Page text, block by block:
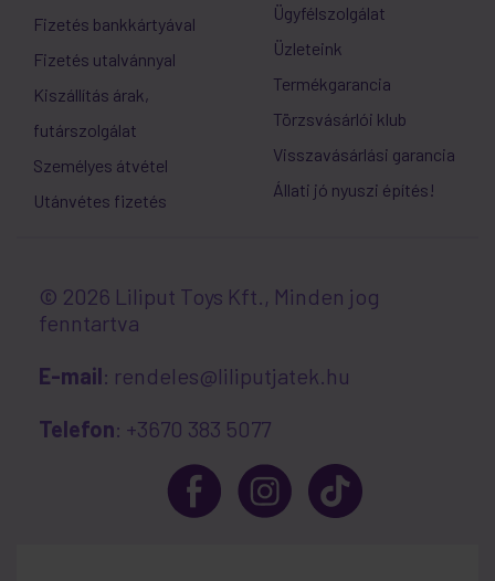
Fizetés bankkártyával
Fizetés utalvánnyal
Kiszállítás árak,
futárszolgálat
Személyes átvétel
Utánvétes fizetés
Ügyfélszolgálat
Üzleteink
Termékgarancia
Törzsvásárlói klub
Visszavásárlási garancia
Állati jó nyuszi építés!
© 2026 Liliput Toys Kft., Minden jog
fenntartva
E-mail: rendeles@liliputjatek.hu
Telefon: +3670 383 5077